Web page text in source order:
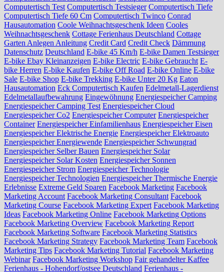
Computertisch Test Computertisch Testsieger Computertisch Tiefe
Computertisch Tiefe 60 Cm Computertisch Twinco Conrad
Hausautomation Coole Weihnachtsgeschenk Ideen Cooles
Weihnachtsgeschenk Cottage Ferienhaus Deutschland Cottage
Garten Anlegen Anleitung Credit Card Credit Check Dämmung
Datenschutz Deutschland E-bike 45 Km/h E-bike Damen Testsieger
E-bike Ebay Kleinanzeigen E-bike Electric E-bike Gebraucht E-
bike Herren E-bike Kaufen E-bike Off Road E-bike Online E-bike
Sale E-bike Shop E-bike Trekking E-bike Unter 20 Kg Eaton
Hausautomation Eck Computertisch Kaufen Edelmetall-Lagerdienst
Edelmetallaufbewahrung Eingewöhnung Energiespeicher Camping
Energiespeicher Camping Test Energiespeicher Cloud
Energiespeicher Co2 Energiespeicher Computer Energiespeicher
Container Energiespeicher Einfamilienhaus Energiespeicher Eisen
Energiespeicher Elektrische Energie Energiespeicher Elektroauto
Energiespeicher Energiewende Energiespeicher Schwungrad
Energiespeicher Selber Bauen Energiespeicher Solar
Energiespeicher Solar Kosten Energiespeicher Sonnen
Energiespeicher Strom Energiespeicher Technologie
Energiespeicher Technologien Energiespeicher Thermische Energie
Erlebnisse Extreme Geld Sparen Facebook Marketing Facebook
Marketing Account Facebook Marketing Consultant Facebook
Marketing Course Facebook Marketing Expert Facebook Marketing
Ideas Facebook Marketing Online Facebook Marketing Options
Facebook Marketing Overview Facebook Marketing Report
Facebook Marketing Software Facebook Marketing Statistics
Facebook Marketing Strategy Facebook Marketing Team Facebook
Marketing Tips Facebook Marketing Tutorial Facebook Marketing
Webinar Facebook Marketing Workshop Fair gehandelter Kaffee
Ferienhaus - Hohendorf/ostsee Deutschland Ferienhaus -